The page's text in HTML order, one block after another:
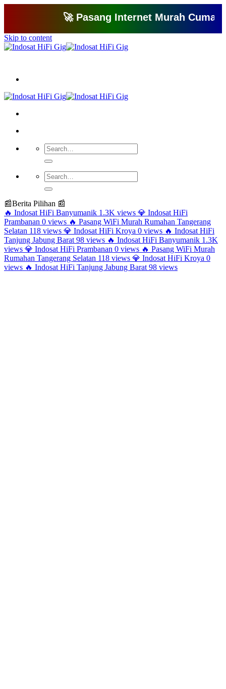
🚀 Pasang Internet Murah Cuma 150
Skip to content
📰Berita Pilihan 📰
🔥 Indosat HiFi Banyumanik 1.3K views 💎 Indosat HiFi
Prambanan 0 views 🔥 Pasang WiFi Murah Rumahan Tangerang
Selatan 118 views 💎 Indosat HiFi Kroya 0 views 🔥 Indosat HiFi
Tanjung Jabung Barat 98 views 🔥 Indosat HiFi Banyumanik 1.3K
views 💎 Indosat HiFi Prambanan 0 views 🔥 Pasang WiFi Murah
Rumahan Tangerang Selatan 118 views 💎 Indosat HiFi Kroya 0
views 🔥 Indosat HiFi Tanjung Jabung Barat 98 views